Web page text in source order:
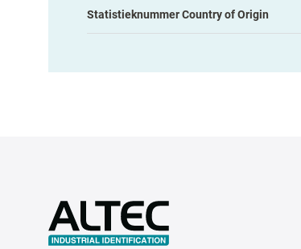
Statistieknummer Country of Origin